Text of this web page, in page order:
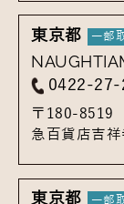
東京都
0422-27-
〒180-8519
急百貨店吉祥
東京都